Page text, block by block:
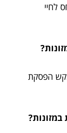
לחיי
הפסקת